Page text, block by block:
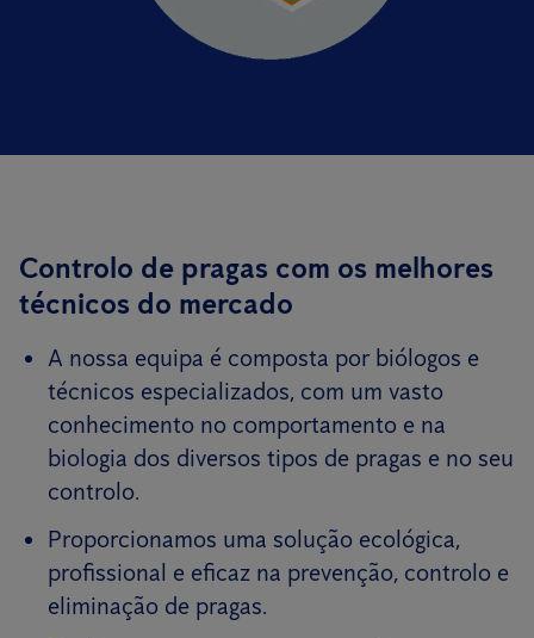
Controlo de pragas com os melhores
técnicos do mercado
A nossa equipa é composta por biólogos e
técnicos especializados, com um vasto
conhecimento no comportamento e na
biologia dos diversos tipos de pragas e no seu
controlo.
Proporcionamos uma solução ecológica,
profissional e eficaz na prevenção, controlo e
eliminação de pragas.